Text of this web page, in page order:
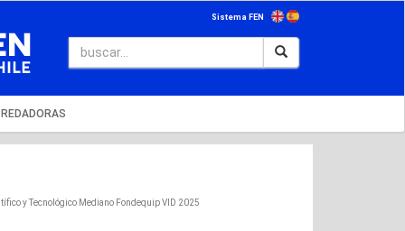
Sistema FEN
y Tecnológico Mediano Fondequip VID 2025